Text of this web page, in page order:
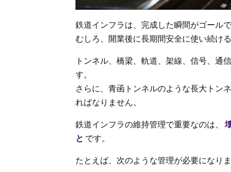
鉄道インフラは、完成した瞬間がゴールで
むしろ、開業後に長期間安全に使い続け
トンネル、橋梁、軌道、架線、信号、通
す。
さらに、青函トンネルのような長大トン
ればなりません。
鉄道インフラの維持管理で重要なのは、
と です。
たとえば、次のような管理が必要になりま